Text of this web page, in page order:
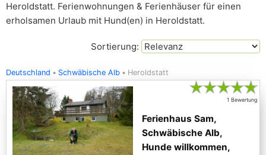
Heroldstatt. Ferienwohnungen & Ferienhäuser für einen
erholsamen Urlaub mit Hund(en) in Heroldstatt.
Sortierung:
Deutschland Schwäbische Alb Heroldstatt
★★★★★
1 Bewertung
Ferienhaus Sam,
Schwäbische Alb,
Hunde willkommen,